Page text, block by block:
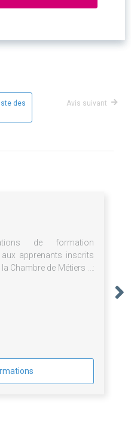
des
Avis suivant
de formation
apprenants inscrits
Chambre de Métiers et